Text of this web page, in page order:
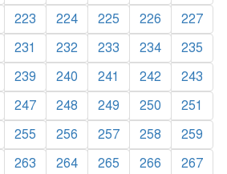
223 224 225 226
227
231 232 233 234
235
239 240 241 242
243
247 248 249 250
251
255 256 257 258
259
263 264 265 266
267